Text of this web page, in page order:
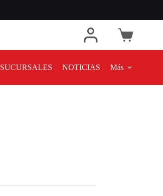
SUCURSALES NOTICIAS Más